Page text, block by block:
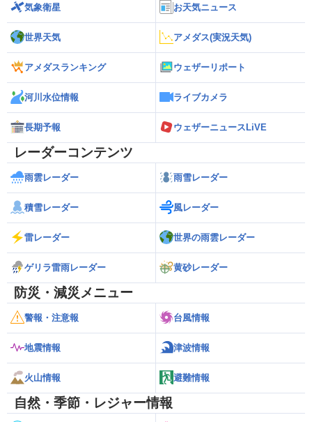
気象衛星 お天気ニュース
世界天気 アメダス(実況天気)
アメダスランキング ウェザーリポート
河川水位情報 ライブカメラ
長期予報 ウェザーニュースLiVE
レーダーコンテンツ
雨雲レーダー 雨雪レーダー
積雪レーダー 風レーダー
雷レーダー 世界の雨雲レーダー
ゲリラ雷雨レーダー 黄砂レーダー
防災・減災メニュー
警報・注意報 台風情報
地震情報 津波情報
火山情報 避難情報
自然・季節・レジャー情報